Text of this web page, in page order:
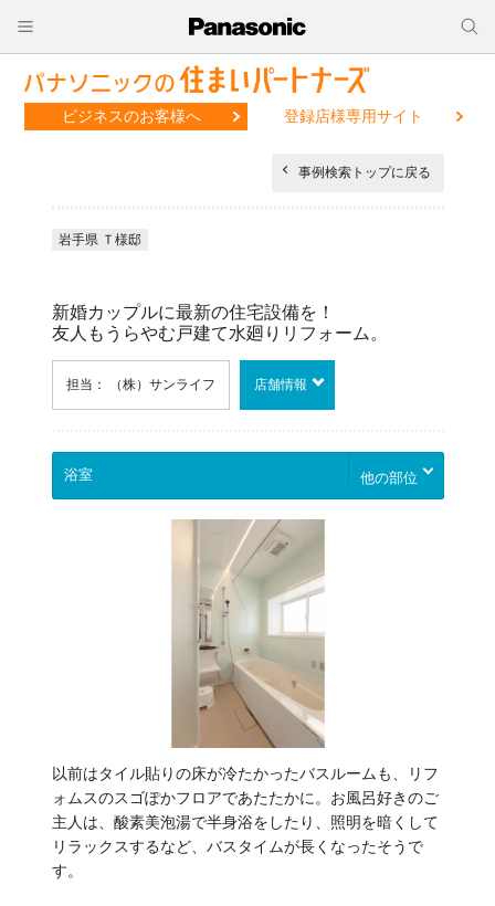
ビジネスのお客様へ 登録店様専用サイト
事例検索トップに戻る
岩手県 Ｔ様邸
新婚カップルに最新の住宅設備を！
友人もうらやむ戸建て水廻りリフォーム。
担当： （株）サンライフ 店舗情報
他の部位
以前はタイル貼りの床が冷たかったバスルームも、リフ
ォムスのスゴぽかフロアであたたかに。お風呂好きのご
主人は、酸素美泡湯で半身浴をしたり、照明を暗くして
リラックスするなど、バスタイムが長くなったそうで
す。